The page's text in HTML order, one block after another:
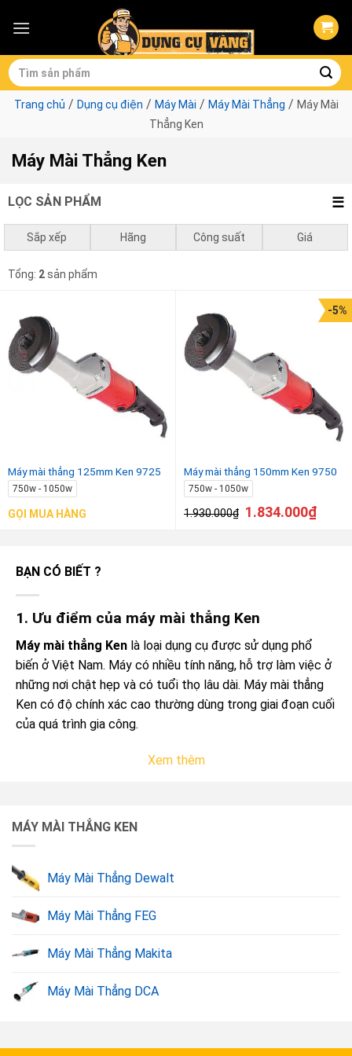
Tìm
kiếm:
Trang chủ / Dụng cụ điện / Máy Mài / Máy Mài Thẳng / Máy Mài
Thẳng Ken
Máy Mài Thẳng Ken
LỌC SẢN PHẨM
Sắp xếp
Mặc định
Giá cao đến thấp
Hãng
Ken
Công suất
750w - 1050w
Giá
0₫-1.000.000₫
3.000.000
10.000.000
Tổng: 2sản phẩm
Máy mài thẳng 125mm Ken 9725
750w - 1050w
GỌI MUA HÀNG
Máy mài thẳng 150mm Ken 9750
750w - 1050w
1.930.000₫
-5%
1.834.000₫
BẠN CÓ BIẾT ?
1. Ưu điểm của máy mài thẳng Ken
Máy mài thẳng Ken là loại dụng cụ được sử dụng phổ
biến ở Việt Nam. Máy có nhiều tính năng, hỗ trợ làm việc ở
những nơi chật hẹp và có tuổi thọ lâu dài. Máy mài thẳng
Ken có độ chính xác cao thường dùng trong giai đoạn cuối
của quá trình gia công.
2. Bảng giá máy mài thẳng Ken chính hãng tại
Xem thêm
MÁY MÀI THẲNG KEN
Máy Mài Thẳng Dewalt
Máy Mài Thẳng FEG
Máy Mài Thẳng Makita
Máy Mài Thẳng DCA